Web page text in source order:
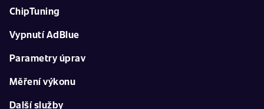
ChipTuning
Vypnutí AdBlue
Parametry úprav
Měření výkonu
Další služby